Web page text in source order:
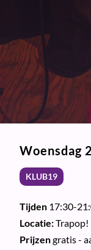
Woensdag
KLUB19
Tijden 17:30-
Locatie:Trapop!
Prijzengratis -